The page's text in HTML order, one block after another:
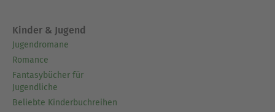
Kinder & Jugend
Jugendromane
Romance
Fantasybücher für
Jugendliche
Beliebte Kinderbuchreihen